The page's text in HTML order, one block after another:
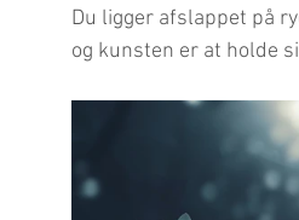
Du ligger afslappet på
og kunsten er at holde